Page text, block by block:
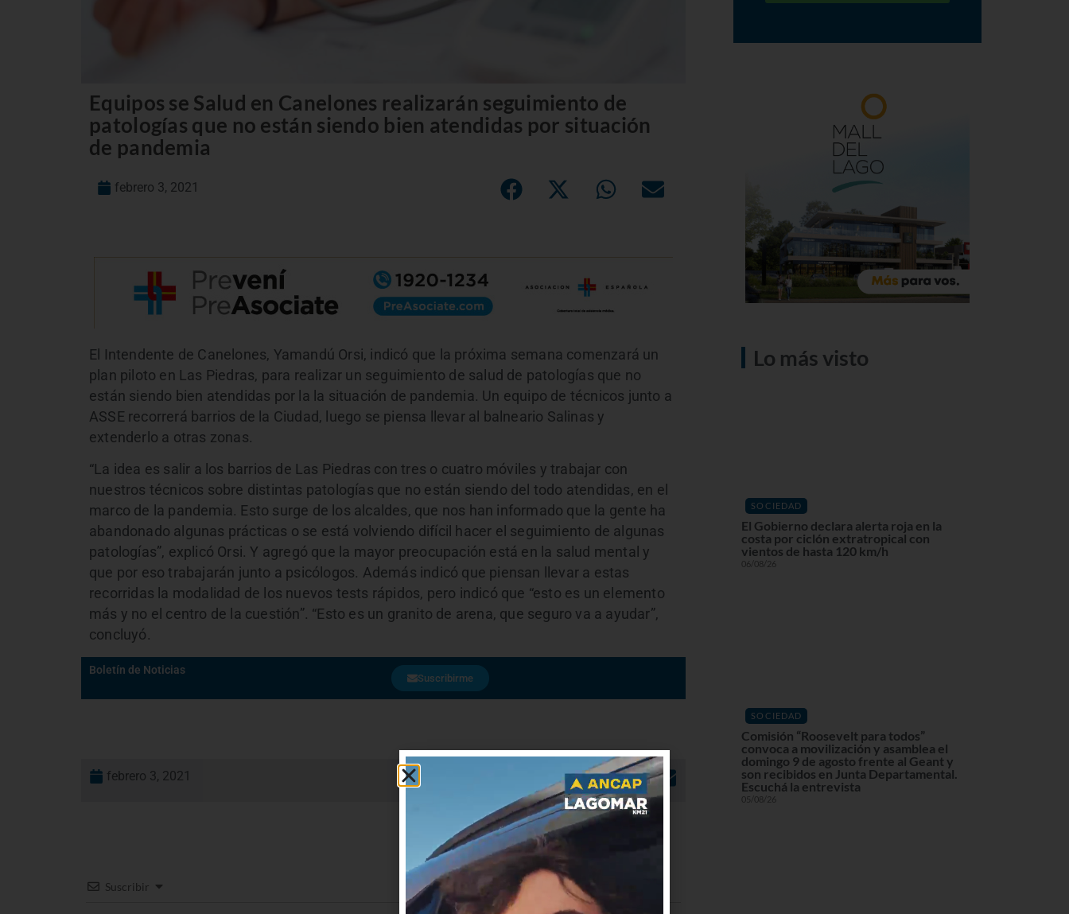
Equipos se Salud en Canelones realizarán seguimiento de
patologías que no están siendo bien atendidas por situación
de pandemia
febrero 3, 2021
El Intendente de Canelones, Yamandú Orsi, indicó que la próxima semana comenzará un
plan piloto en Las Piedras, para realizar un seguimiento de salud de patologías que no
están siendo bien atendidas por la la situación de pandemia. Un equipo de técnicos junto a
ASSE recorrerá barrios de la Ciudad, luego se piensa llevar al balneario Salinas y
extenderlo a otras zonas.
“La idea es salir a los barrios de Las Piedras con tres o cuatro móviles y trabajar con
nuestros técnicos sobre distintas patologías que no están siendo del todo atendidas, en el
marco de la pandemia. Esto surge de los alcaldes, que nos han informado que la gente ha
abandonado algunas prácticas o se está volviendo difícil hacer el seguimiento de algunas
patologías”, explicó Orsi. Y agregó que la mayor preocupación está en la salud mental y
que por eso trabajarán junto a psicólogos. Además indicó que piensan llevar a estas
recorridas la modalidad de los nuevos tests rápidos, pero indicó que “esto es un elemento
más y no el centro de la cuestión”. “Esto es un granito de arena, que seguro va a ayudar”,
concluyó.
Boletín de Noticias
Suscribirme
febrero 3, 2021
Suscribir
Lo más visto
SOCIEDAD
El Gobierno declara alerta roja en la
costa por ciclón extratropical con
vientos de hasta 120 km/h
06/08/26
SOCIEDAD
Comisión “Roosevelt para todos”
convoca a movilización y asamblea el
domingo 9 de agosto frente al Geant y
son recibidos en Junta Departamental.
Escuchá la entrevista
05/08/26